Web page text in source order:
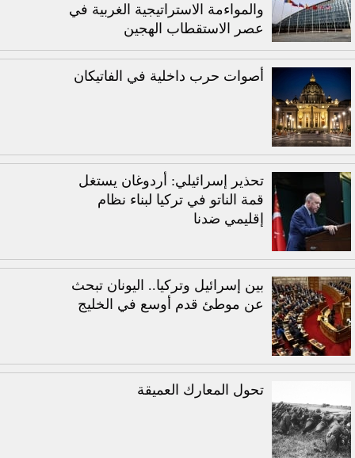
والمواءمة الاستراتيجية الغربية في
عصر الاستقطاب الهجين
أصوات حرب داخلية في الفاتيكان
تحذير إسرائيلي: أردوغان يستغل
قمة الناتو في تركيا لبناء نظام
إقليمي ضدنا
بين إسرائيل وتركيا.. اليونان تبحث
عن موطئ قدم أوسع في الخليج
تحول المعارك العميقة